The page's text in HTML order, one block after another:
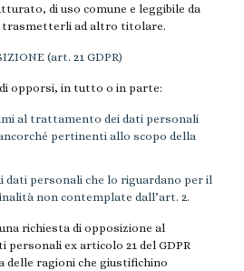
di uso comune e leggibile da
trasmetterli ad altro titolare.
(art. 21 GDPR)
opporsi, in tutto o in parte:
al trattamento dei dati personali
pertinenti allo scopo della
personali che lo riguardano per il
non contemplate dall’art. 2.
richiesta di opposizione al
ex articolo 21 del GDPR
delle ragioni che giustifichino